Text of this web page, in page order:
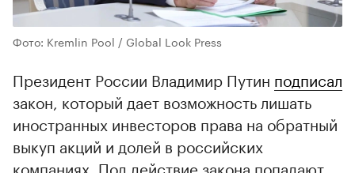
Фото: Kremlin Pool / Global Look Press
Президент России Владимир Путин подписал
закон, который дает возможность лишать
иностранных инвесторов права на обратный
выкуп акций и долей в российских
компаниях. Под действие закона попадают